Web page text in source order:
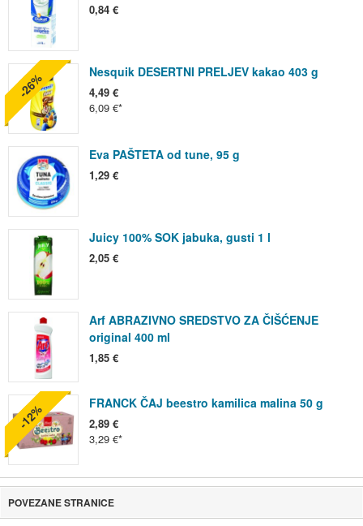
0,84 €
Nesquik DESERTNI PRELJEV kakao 403 g
4,49 €
6,09 €
-26%
Eva PAŠTETA od tune, 95 g
1,29 €
Juicy 100% SOK jabuka, gusti 1 l
2,05 €
Arf ABRAZIVNO SREDSTVO ZA ČIŠĆENJE
original 400 ml
1,85 €
FRANCK ČAJ beestro kamilica malina 50 g
2,89 €
3,29 €
-12%
POVEZANE STRANICE